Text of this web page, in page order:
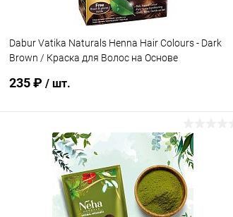
Dabur Vatika Naturals Henna Hair Colours - Dark
Brown / Краска для Волос на Основе
235 ₽ / шт.
В корзину
Купить в 1 клик Сравнение
В избранное Под заказ